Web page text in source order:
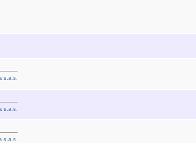
s.a.s.
s.a.s.
s.a.s.